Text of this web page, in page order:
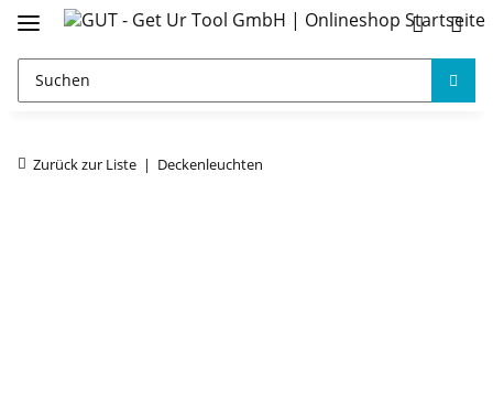
Zurück zur Liste Deckenleuchten